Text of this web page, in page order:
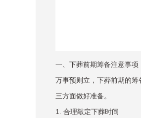
一、下葬前期筹备注意事项
万事预则立，下葬前期的
三方面做好准备。
1. 合理敲定下葬时间